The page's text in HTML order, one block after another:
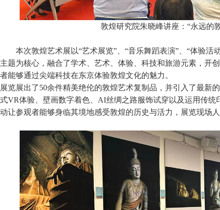
敦煌研究院朱晓峰讲座：“永远的
本次敦煌艺术展以“艺术展览”、“音乐舞蹈表演”、“体验活
主题为核心，融合了学术、艺术、体验、科技和旅游元素，开
者能够通过尖端科技在东京体验敦煌文化的魅力。
展览展出了50余件精美绝伦的敦煌艺术复制品，并引入了最新
式VR体验、壁画数字着色、AI丝绸之路服饰试穿以及运用传统
动让参观者能够身临其境地感受敦煌的历史与活力，展览现场